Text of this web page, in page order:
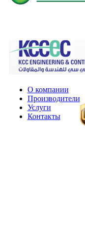
О компании
Производители
Услуги
Контакты